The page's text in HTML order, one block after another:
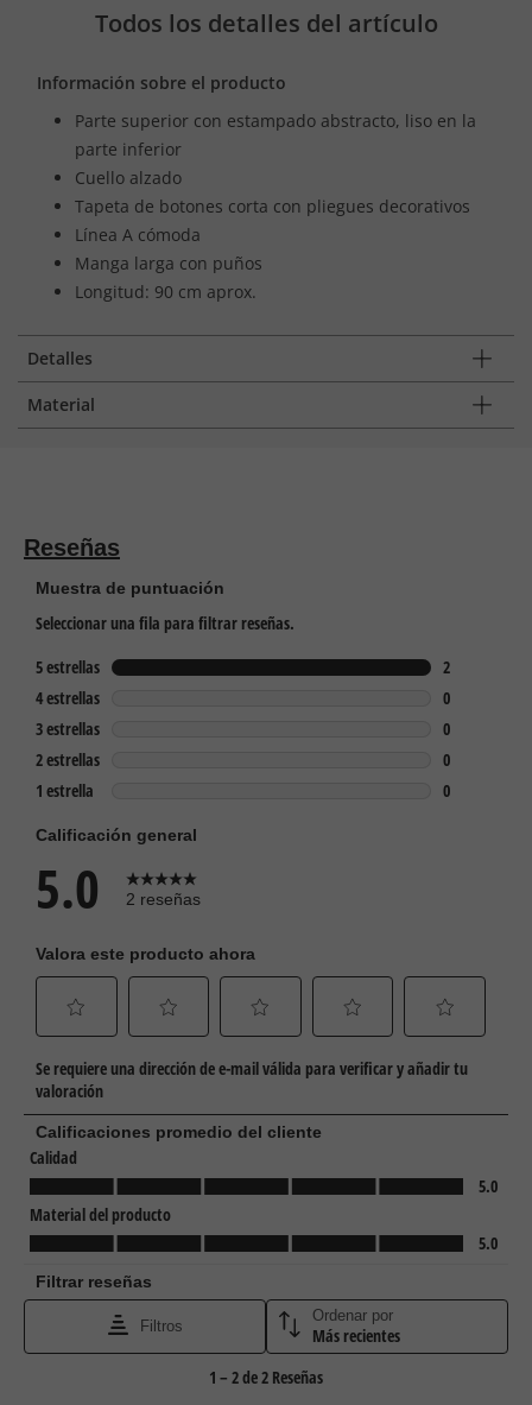
Todos los detalles del artículo
Información sobre el producto
Parte superior con estampado abstracto, liso en la
parte inferior
Cuello alzado
Tapeta de botones corta con pliegues decorativos
Línea A cómoda
Manga larga con puños
Longitud: 90 cm aprox.
Detalles
Material